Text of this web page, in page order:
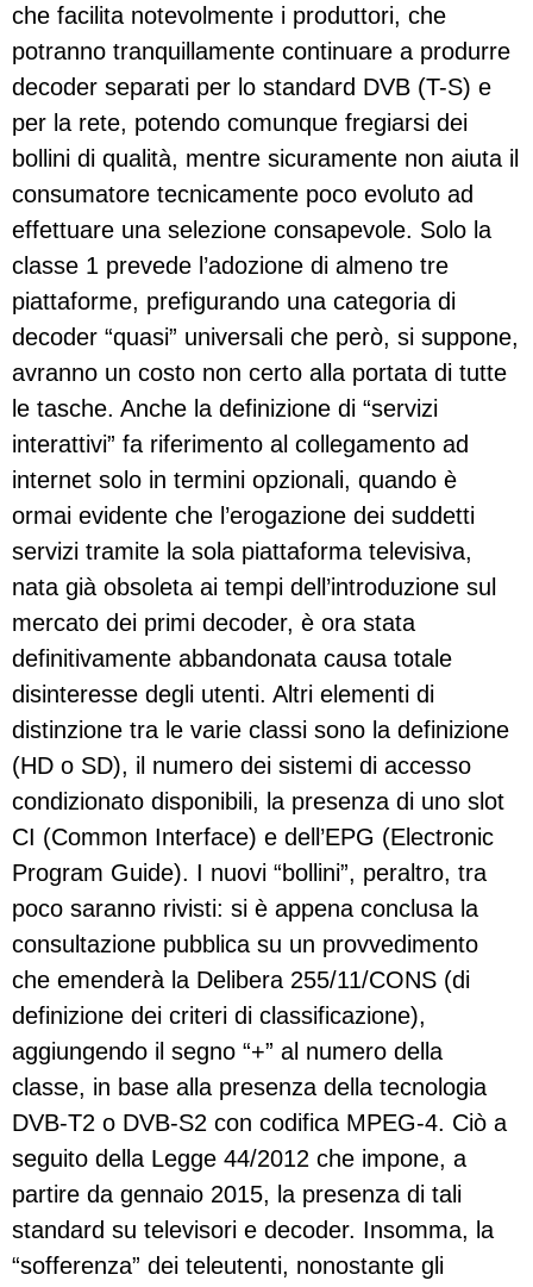
che facilita notevolmente i produttori, che
potranno tranquillamente continuare a produrre
decoder separati per lo standard DVB (T-S) e
per la rete, potendo comunque fregiarsi dei
bollini di qualità, mentre sicuramente non aiuta il
consumatore tecnicamente poco evoluto ad
effettuare una selezione consapevole. Solo la
classe 1 prevede l’adozione di almeno tre
piattaforme, prefigurando una categoria di
decoder “quasi” universali che però, si suppone,
avranno un costo non certo alla portata di tutte
le tasche. Anche la definizione di “servizi
interattivi” fa riferimento al collegamento ad
internet solo in termini opzionali, quando è
ormai evidente che l’erogazione dei suddetti
servizi tramite la sola piattaforma televisiva,
nata già obsoleta ai tempi dell’introduzione sul
mercato dei primi decoder, è ora stata
definitivamente abbandonata causa totale
disinteresse degli utenti. Altri elementi di
distinzione tra le varie classi sono la definizione
(HD o SD), il numero dei sistemi di accesso
condizionato disponibili, la presenza di uno slot
CI (Common Interface) e dell’EPG (Electronic
Program Guide). I nuovi “bollini”, peraltro, tra
poco saranno rivisti: si è appena conclusa la
consultazione pubblica su un provvedimento
che emenderà la Delibera 255/11/CONS (di
definizione dei criteri di classificazione),
aggiungendo il segno “+” al numero della
classe, in base alla presenza della tecnologia
DVB-T2 o DVB-S2 con codifica MPEG-4. Ciò a
seguito della Legge 44/2012 che impone, a
partire da gennaio 2015, la presenza di tali
standard su televisori e decoder. Insomma, la
“sofferenza” dei teleutenti, nonostante gli